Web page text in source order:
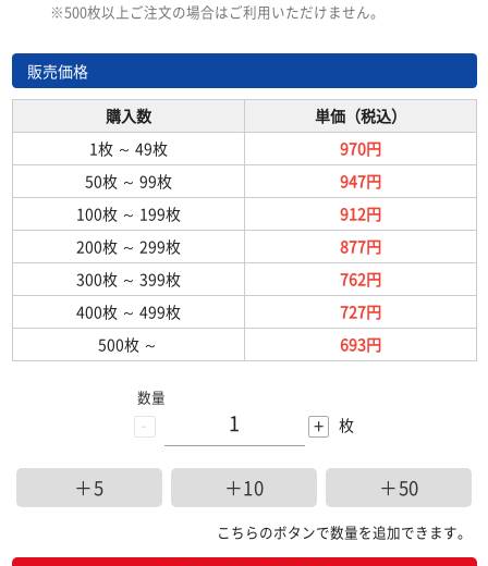
※500枚以上ご注文の場合はご利用いただけません。
販売価格
購入数
単価（税込）
1枚 ～ 49枚
970円
50枚 ～ 99枚
947円
100枚 ～ 199枚
912円
200枚 ～ 299枚
877円
300枚 ～ 399枚
762円
400枚 ～ 499枚
727円
500枚 ～ 693円
-
数量
+ 枚
＋5 ＋10 ＋50
こちらのボタンで数量を追加できます。